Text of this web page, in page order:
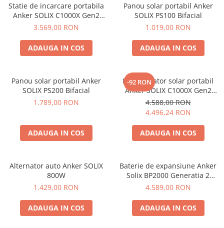
Statie de incarcare portabila
Anker SOLIX C1000X Gen2
2000W 1024Wh
3.569,00 RON
ADAUGA IN COS
Panou solar portabil Anker
SOLIX PS100 Bifacial
1.019,00 RON
ADAUGA IN COS
Panou solar portabil Anker
SOLIX PS200 Bifacial
1.789,00 RON
ADAUGA IN COS
-92 RON
Kit generator solar portabil
Anker SOLIX C1000X Gen2
2000W 1024Wh + panou 100W
4.588,00 RON
4.496,24 RON
ADAUGA IN COS
Alternator auto Anker SOLIX
800W
1.429,00 RON
ADAUGA IN COS
Baterie de expansiune Anker
Solix BP2000 Generatia 2
pentru Anker Solix C2000 Gen
4.589,00 RON
ADAUGA IN COS